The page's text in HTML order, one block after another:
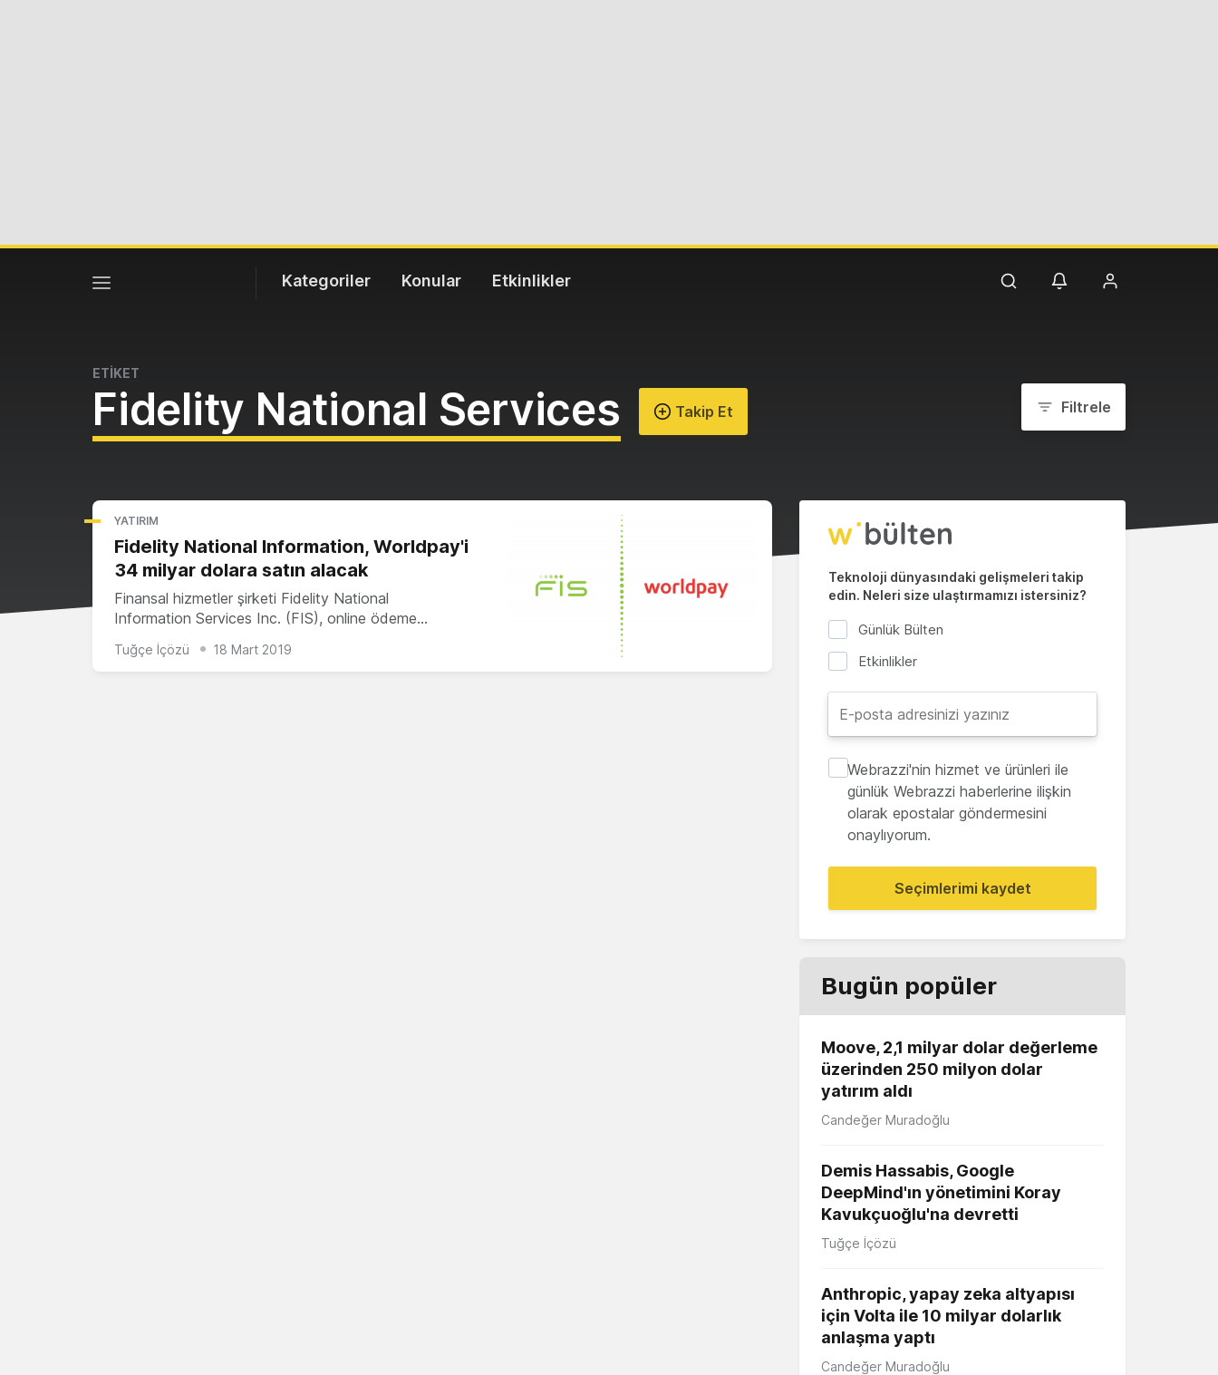
Kategoriler Konular Etkinlikler
ETİKET
Fidelity National Services Takip Et Filtrele
YATIRIM
Fidelity National Information, Worldpay'i
34 milyar dolara satın alacak
Finansal hizmetler şirketi Fidelity National
Information Services Inc. (FIS), online ödeme…
Tuğçe İçözü 18 Mart 2019
Teknoloji dünyasındaki gelişmeleri takip
edin. Neleri size ulaştırmamızı istersiniz?
Günlük Bülten
Etkinlikler
Webrazzi'nin hizmet ve ürünleri ile
günlük Webrazzi haberlerine ilişkin
olarak epostalar göndermesini
onaylıyorum.
Seçimlerimi kaydet
Bugün popüler
Moove, 2,1 milyar dolar değerleme
üzerinden 250 milyon dolar
yatırım aldı
Candeğer Muradoğlu
Demis Hassabis, Google
DeepMind'ın yönetimini Koray
Kavukçuoğlu'na devretti
Tuğçe İçözü
Anthropic, yapay zeka altyapısı
için Volta ile 10 milyar dolarlık
anlaşma yaptı
Candeğer Muradoğlu